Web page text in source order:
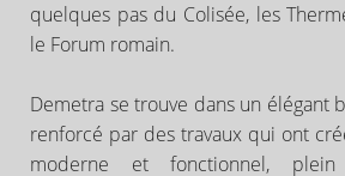
quelques pas du Colisée, les
le Forum romain.
Demetra se trouve dans un élégant
renforcé par des travaux qui ont
moderne et fonctionnel,